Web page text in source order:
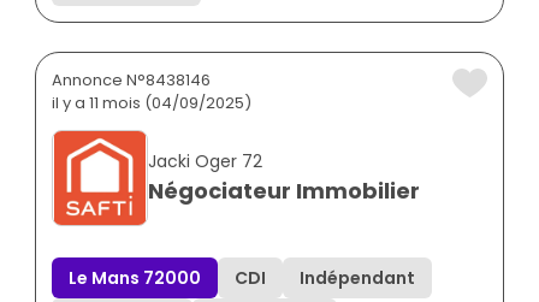
Annonce N°8438146
il y a 11 mois (04/09/2025)
Jacki Oger 72
Négociateur Immobilier
Le Mans 72000 CDI
Indépendant